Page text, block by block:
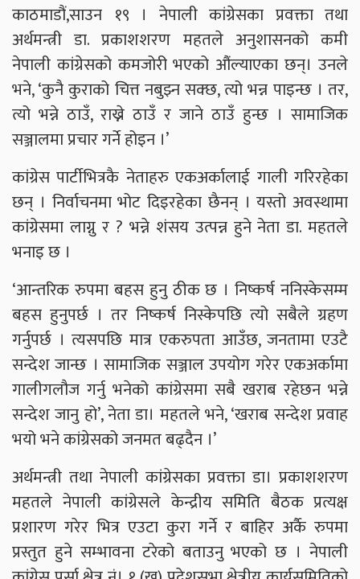
काठमाडौं,साउन १९ । नेपाली कांग्रेसका प्रवक्ता तथा
अर्थमन्त्री डा. प्रकाशशरण महतले अनुशासनको कमी
नेपाली कांग्रेसको कमजोरी भएको औंल्याएका छन्। उनले
भने, ‘कुनै कुराको चित्त नबुझ्न सक्छ, त्यो भन्न पाइन्छ । तर,
त्यो भन्ने ठाउँ, राख्ने ठाउँ र जाने ठाउँ हुन्छ । सामाजिक
सञ्जालमा प्रचार गर्ने होइन ।’
कांग्रेस पार्टीभित्रकै नेताहरु एकअर्कालाई गाली गरिरहेका
छन् । निर्वाचनमा भोट दिइरहेका छैनन् । यस्तो अवस्थामा
कांग्रेसमा लाग्नु र ? भन्ने शंसय उत्पन्न हुने नेता डा. महतले
भनाइ छ ।
‘आन्तरिक रुपमा बहस हुनु ठीक छ । निष्कर्ष ननिस्केसम्म
बहस हुनुपर्छ । तर निष्कर्ष निस्केपछि त्यो सबैले ग्रहण
गर्नुपर्छ । त्यसपछि मात्र एकरुपता आउँछ, जनतामा एउटै
सन्देश जान्छ । सामाजिक सञ्जाल उपयोग गरेर एकअर्कामा
गालीगलौज गर्नु भनेको कांग्रेसमा सबै खराब रहेछन भन्ने
सन्देश जानु हो’, नेता डा। महतले भने, ‘खराब सन्देश प्रवाह
भयो भने कांग्रेसको जनमत बढ्दैन ।’
अर्थमन्त्री तथा नेपाली कांग्रेसका प्रवक्ता डा। प्रकाशशरण
महतले नेपाली कांग्रेसले केन्द्रीय समिति बैठक प्रत्यक्ष
प्रशारण गरेर भित्र एउटा कुरा गर्ने र बाहिर अर्कै रुपमा
प्रस्तुत हुने सम्भावना टरेको बताउनु भएको छ । नेपाली